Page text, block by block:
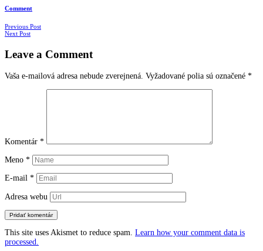
Comment
Navigácia
článkoch
Previous Post
Next Post
Leave a Comment
Vaša e-mailová adresa nebude zverejnená. Vyžadované polia sú označené *
Komentár *
Meno *
E-mail *
Adresa webu
This site uses Akismet to reduce spam. Learn how your comment data is
processed.